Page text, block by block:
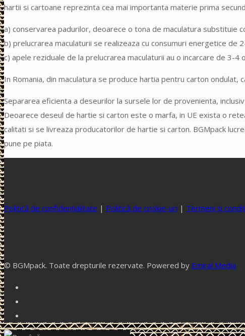
hartii si cartoane reprezinta cea mai importanta materie prima
a) conservarea padurilor, deoarece o tona de maculatura substituie
b) prelucrarea maculaturii se realizeaza cu consumuri energetice de
c) apele reziduale de la prelucrarea maculaturii au o incarcare de 3-
In Romania, din maculatura se produce hartia pentru carton ondulat,
Separarea eficienta a deseurilor la sursele lor de provenienta,
Deoarece deseul de hartie si carton este o marfa, in UE exista o
calitati si se livreaza producatorilor de hartie si carton. BGMpack
pune pe piata.
Politică de confidențialitate | Politică de cookie-uri | Termeni și
© BGMpack. Toate drepturile rezervate. Powered by Emiral Media